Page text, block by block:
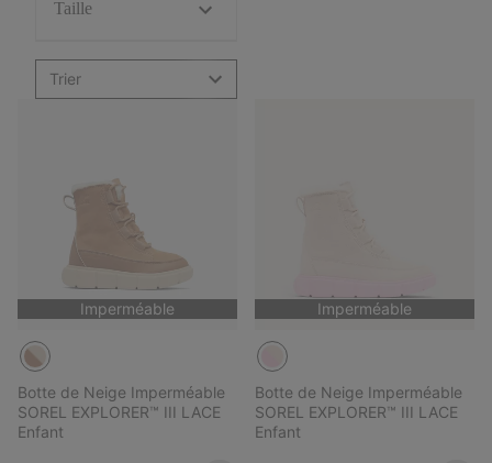
Taille
Trier
Imperméable
Botte de Neige Imperméable
SOREL EXPLORER™ III LACE
Enfant
Imperméable
Botte de Neige Imperméable
SOREL EXPLORER™ III LACE
Enfant